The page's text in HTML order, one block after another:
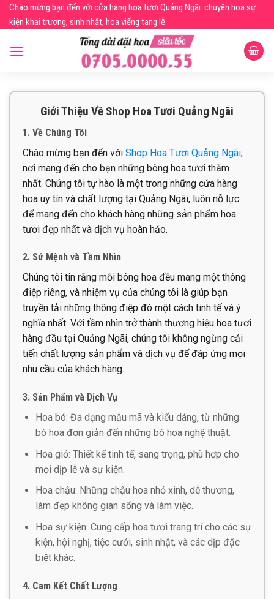
SkipChào mừng bạn đến với cửa hàng hoa tươi Quảng Ngãi: chuyên hoa sự
kiện khai trương, sinh nhật, hoa viếng tang lễ
Giới Thiệu Về Shop Hoa Tươi Quảng Ngãi
1. Về Chúng Tôi
Chào mừng bạn đến với Shop Hoa Tươi Quảng Ngãi,
nơi mang đến cho bạn những bông hoa tươi thắm
nhất. Chúng tôi tự hào là một trong những cửa hàng
hoa uy tín và chất lượng tại Quảng Ngãi, luôn nỗ lực
để mang đến cho khách hàng những sản phẩm hoa
tươi đẹp nhất và dịch vụ hoàn hảo.
2. Sứ Mệnh và Tầm Nhìn
Chúng tôi tin rằng mỗi bông hoa đều mang một thông
điệp riêng, và nhiệm vụ của chúng tôi là giúp bạn
truyền tải những thông điệp đó một cách tinh tế và ý
nghĩa nhất. Với tầm nhìn trở thành thương hiệu hoa tươi
hàng đầu tại Quảng Ngãi, chúng tôi không ngừng cải
tiến chất lượng sản phẩm và dịch vụ để đáp ứng mọi
nhu cầu của khách hàng.
3. Sản Phẩm và Dịch Vụ
Hoa bó: Đa dạng mẫu mã và kiểu dáng, từ những
bó hoa đơn giản đến những bó hoa nghệ thuật.
Hoa giỏ: Thiết kế tinh tế, sang trọng, phù hợp cho
mọi dịp lễ và sự kiện.
Hoa chậu: Những chậu hoa nhỏ xinh, dễ thương,
làm đẹp không gian sống và làm việc.
Hoa sự kiện: Cung cấp hoa tươi trang trí cho các sự
kiện, hội nghị, tiệc cưới, sinh nhật, và các dịp đặc
biệt khác.
4. Cam Kết Chất Lượng